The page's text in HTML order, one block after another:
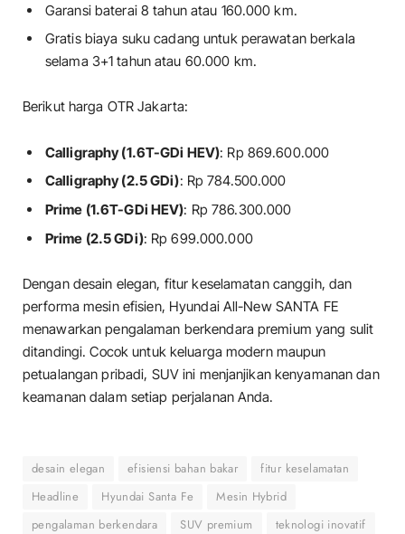
Garansi baterai 8 tahun atau 160.000 km.
Gratis biaya suku cadang untuk perawatan berkala
selama 3+1 tahun atau 60.000 km.
Berikut harga OTR Jakarta:
Calligraphy (1.6T-GDi HEV): Rp 869.600.000
Calligraphy (2.5 GDi): Rp 784.500.000
Prime (1.6T-GDi HEV): Rp 786.300.000
Prime (2.5 GDi): Rp 699.000.000
Dengan desain elegan, fitur keselamatan canggih, dan
performa mesin efisien, Hyundai All-New SANTA FE
menawarkan pengalaman berkendara premium yang sulit
ditandingi. Cocok untuk keluarga modern maupun
petualangan pribadi, SUV ini menjanjikan kenyamanan dan
keamanan dalam setiap perjalanan Anda.
desain elegan efisiensi bahan bakar
fitur keselamatan
Headline
Hyundai Santa Fe
Mesin Hybrid
pengalaman berkendara
SUV premium teknologi inovatif